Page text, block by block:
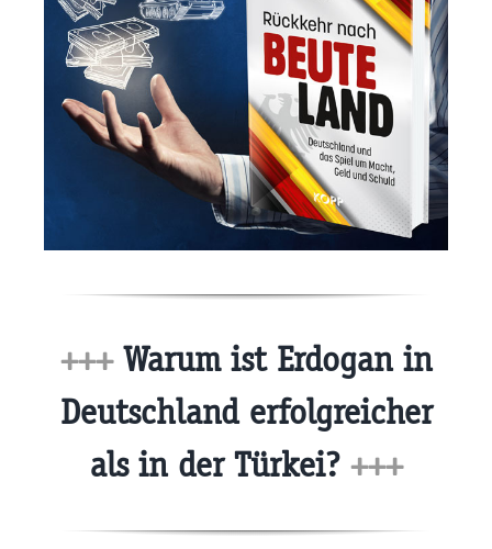
+++Warum ist Erdogan in
Deutschland erfolgreicher
als in der Türkei? +++